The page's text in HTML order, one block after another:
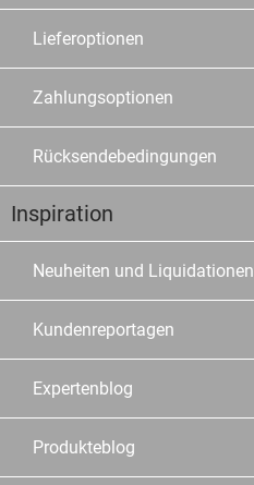
Lieferoptionen
Zahlungsoptionen
Rücksendebedingungen
Inspiration
Neuheiten und Liquidationen
Kundenreportagen
Expertenblog
Produkteblog